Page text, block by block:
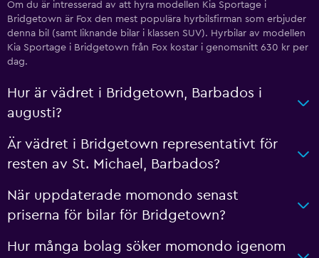
Om du är intresserad av att hyra modellen Kia Sportage i
Bridgetown är Fox den mest populära hyrbilsfirman som erbjuder
denna bil (samt liknande bilar i klassen SUV). Hyrbilar av modellen
Kia Sportage i Bridgetown från Fox kostar i genomsnitt 630 kr per
dag.
Hur är vädret i Bridgetown, Barbados i
augusti?
Är vädret i Bridgetown representativt för
resten av St. Michael, Barbados?
När uppdaterade momondo senast
priserna för bilar för Bridgetown?
Hur många bolag söker momondo igenom